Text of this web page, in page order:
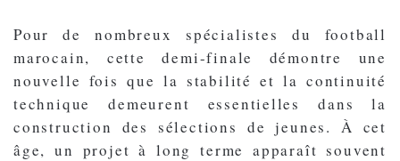
Pour de nombreux spécialistes du football
marocain, cette demi-finale démontre une
nouvelle fois que la stabilité et la continuité
technique demeurent essentielles dans la
construction des sélections de jeunes. À cet
âge, un projet à long terme apparaît souvent